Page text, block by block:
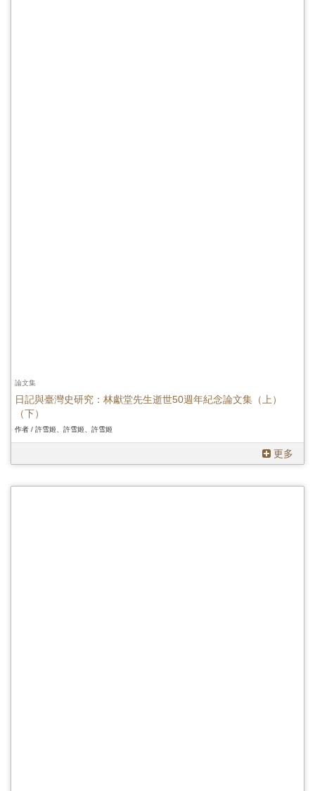
論文集
日記與臺灣史研究：林獻堂先生逝世50週年紀念論文集（上）
（下）
作者 / 許雪姬、許雪姬、許雪姬
更多